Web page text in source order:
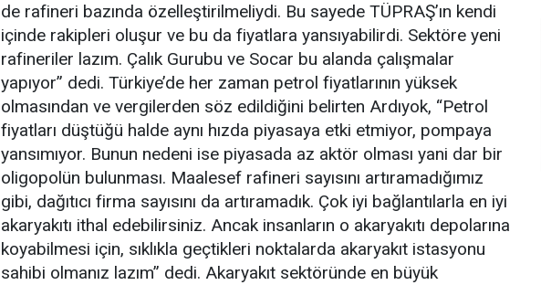
de rafineri bazında özelleştirilmeliydi. Bu sayede TÜPRAŞ’ın kendi
içinde rakipleri oluşur ve bu da fiyatlara yansıyabilirdi. Sektöre yeni
rafineriler lazım. Çalık Gurubu ve Socar bu alanda çalışmalar
yapıyor” dedi. Türkiye’de her zaman petrol fiyatlarının yüksek
olmasından ve vergilerden söz edildiğini belirten Ardıyok, “Petrol
fiyatları düştüğü halde aynı hızda piyasaya etki etmiyor, pompaya
yansımıyor. Bunun nedeni ise piyasada az aktör olması yani dar bir
oligopolün bulunması. Maalesef rafineri sayısını artıramadığımız
gibi, dağıtıcı firma sayısını da artıramadık. Çok iyi bağlantılarla en iyi
akaryakıtı ithal edebilirsiniz. Ancak insanların o akaryakıtı depolarına
koyabilmesi için, sıklıkla geçtikleri noktalarda akaryakıt istasyonu
sahibi olmanız lazım” dedi. Akaryakıt sektöründe en büyük